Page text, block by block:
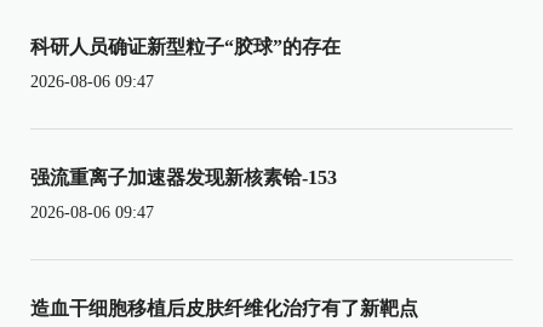
科研人员确证新型粒子“胶球”的存在
2026-08-06 09:47
强流重离子加速器发现新核素铪-153
2026-08-06 09:47
造血干细胞移植后皮肤纤维化治疗有了新靶点